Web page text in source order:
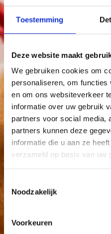
Toestemming
Deze website maakt
We gebruiken cookies om
personaliseren, om
en om ons websiteverkeer
informatie over uw gebruik
partners voor social media,
partners kunnen deze
informatie die u aan ze
verzameld op basis van uw
Noodzakelijk
Voorkeuren